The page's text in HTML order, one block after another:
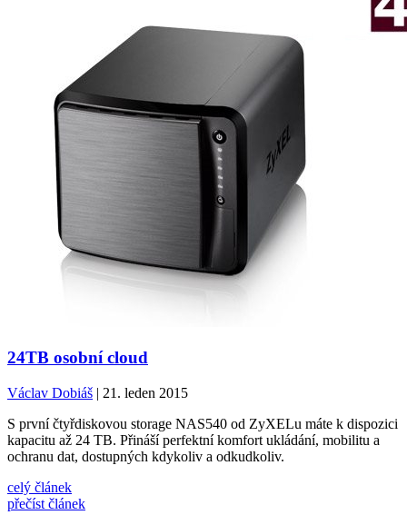
24TB osobní cloud
Václav Dobiáš | 21. leden 2015
S první čtyřdiskovou storage NAS540 od ZyXELu máte k dispozici
kapacitu až 24 TB. Přináší perfektní komfort ukládání, mobilitu a
ochranu dat, dostupných kdykoliv a odkudkoliv.
celý článek
přečíst článek